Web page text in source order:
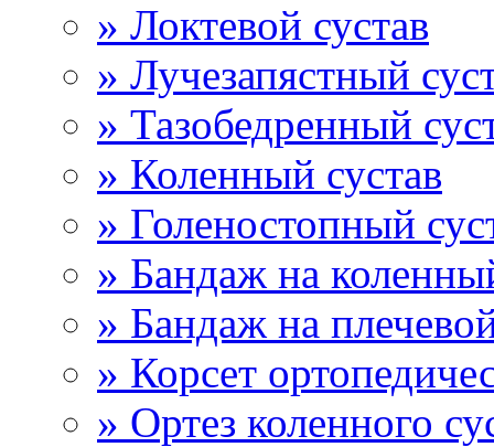
» Локтевой сустав
» Лучезапястный
» Тазобедренный
» Коленный сустав
» Голеностопный
» Бандаж на
» Бандаж на
» Корсет
» Ортез коленного